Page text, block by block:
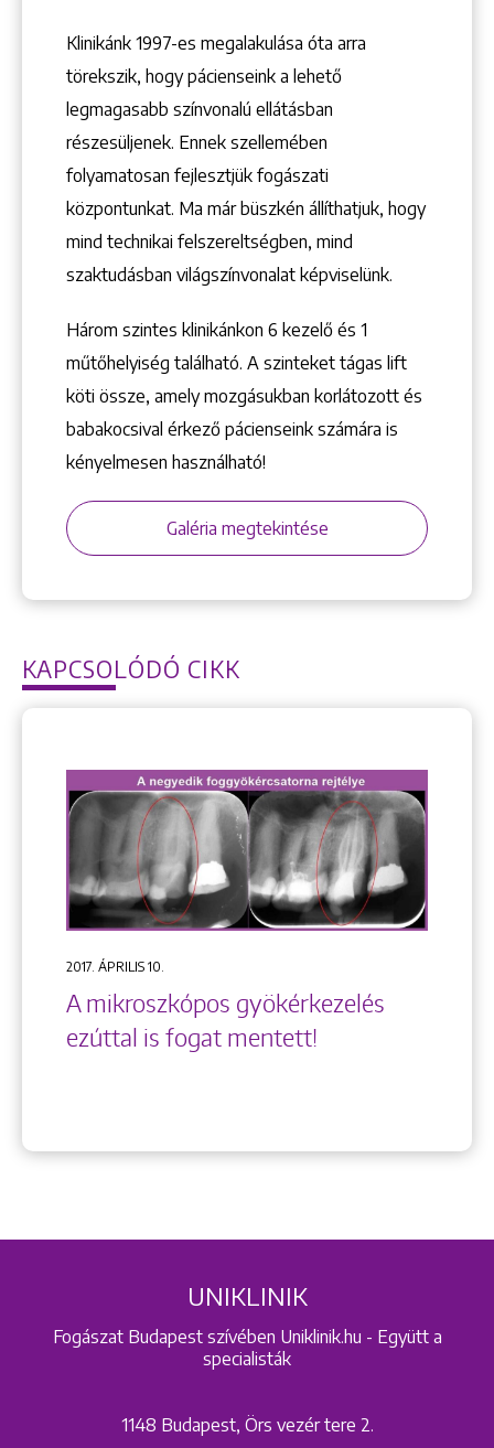
+36 1 222 7250
+36 1 222 9150
1148 Budapest, Örs vezér tere 2.
Keresés
Klinikánk 1997-­es megalakulása óta arra
törekszik, hogy pácienseink a lehető
legmagasabb színvonalú ellátásban
részesüljenek. Ennek szellemében
folyamatosan fejlesztjük fogászati
központunkat. Ma már büszkén állíthatjuk, hogy
mind technikai felszereltségben, mind
szaktudásban világszínvonalat képviselünk.
Három szintes klinikánkon 6 kezelő ­és 1
műtőhelyiség található. A szinteket tágas lift
köti össze, amely mozgásukban korlátozott és
babakocsival érkező pácienseink számára is
kényelmesen használható!
Galéria megtekintése
KAPCSOLÓDÓ CIKK
2017. ÁPRILIS 10.
A mikroszkópos gyökérkezelés
ezúttal is fogat mentett!
UNIKLINIK
Fogászat Budapest szívében Uniklinik.hu - Együtt a
specialisták
1148 Budapest, Örs vezér tere 2.